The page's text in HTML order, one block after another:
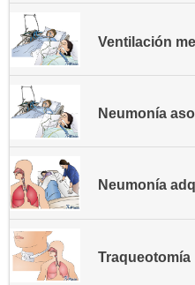
Ventilación
Traqueotomía